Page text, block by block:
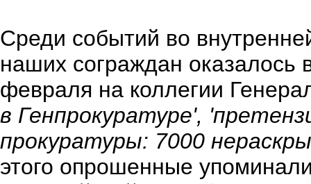
Среди событий во
наших сограждан оказалось
февраля на коллегии
в Генпрокуратуре',
прокуратуры: 7000
этого опрошенные